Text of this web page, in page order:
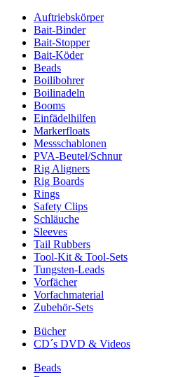
Auftriebskörper
Bait-Binder
Bait-Stopper
Bait-Köder
Beads
Boilibohrer
Boilinadeln
Booms
Einfädelhilfen
Markerfloats
Messschablonen
PVA-Beutel/Schnur
Rig Aligners
Rig Boards
Rings
Safety Clips
Schläuche
Sleeves
Tail Rubbers
Tool-Kit & Tool-Sets
Tungsten-Leads
Vorfächer
Vorfachmaterial
Zubehör-Sets
Bücher
CD´s DVD & Videos
Beads